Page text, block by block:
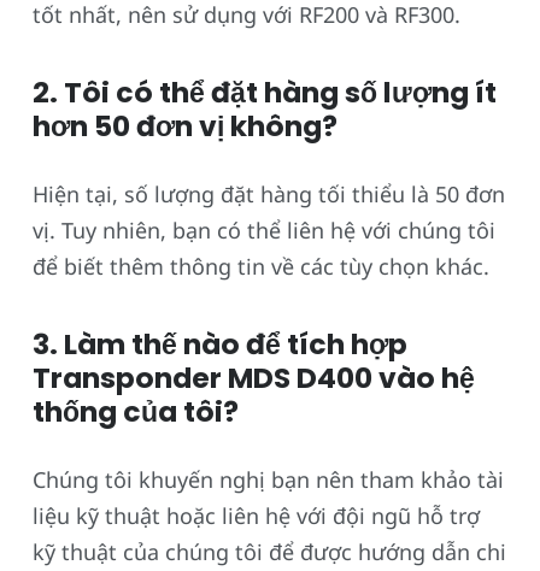
tốt nhất, nên sử dụng với RF200 và RF300.
2. Tôi có thể đặt hàng số lượng ít
hơn 50 đơn vị không?
Hiện tại, số lượng đặt hàng tối thiểu là 50 đơn
vị. Tuy nhiên, bạn có thể liên hệ với chúng tôi
để biết thêm thông tin về các tùy chọn khác.
3. Làm thế nào để tích hợp
Transponder MDS D400 vào hệ
thống của tôi?
Chúng tôi khuyến nghị bạn nên tham khảo tài
liệu kỹ thuật hoặc liên hệ với đội ngũ hỗ trợ
kỹ thuật của chúng tôi để được hướng dẫn chi